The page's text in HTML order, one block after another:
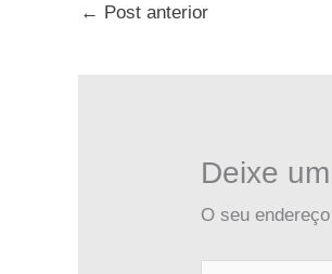
← Post anterior
Deixe
O seu